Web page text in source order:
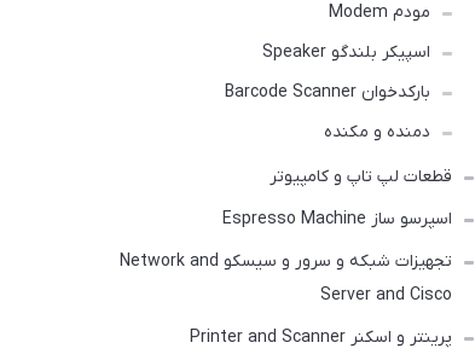
مودم Modem
اسپیکر بلندگو Speaker
بارکدخوان Barcode Scanner
دمنده و مکنده
قطعات لپ تاپ و کامپیوتر
اسپرسو ساز Espresso Machine
تجهیزات شبکه و سرور و سیسکو Network and
Server and Cisco
پرینتر و اسکنر Printer and Scanner